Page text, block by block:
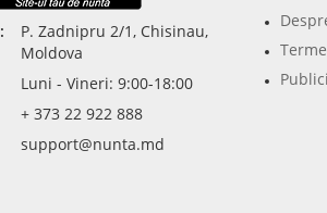
P. Zadnipru 2/1, Chisinau,
Moldova
Luni - Vineri: 9:00-18:00
+ 373 22 922 888
support@nunta.md